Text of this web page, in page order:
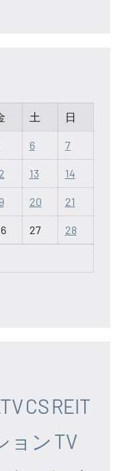
土 日
6 7
13 14
20 21
27 28
CSREIT
ョン TV